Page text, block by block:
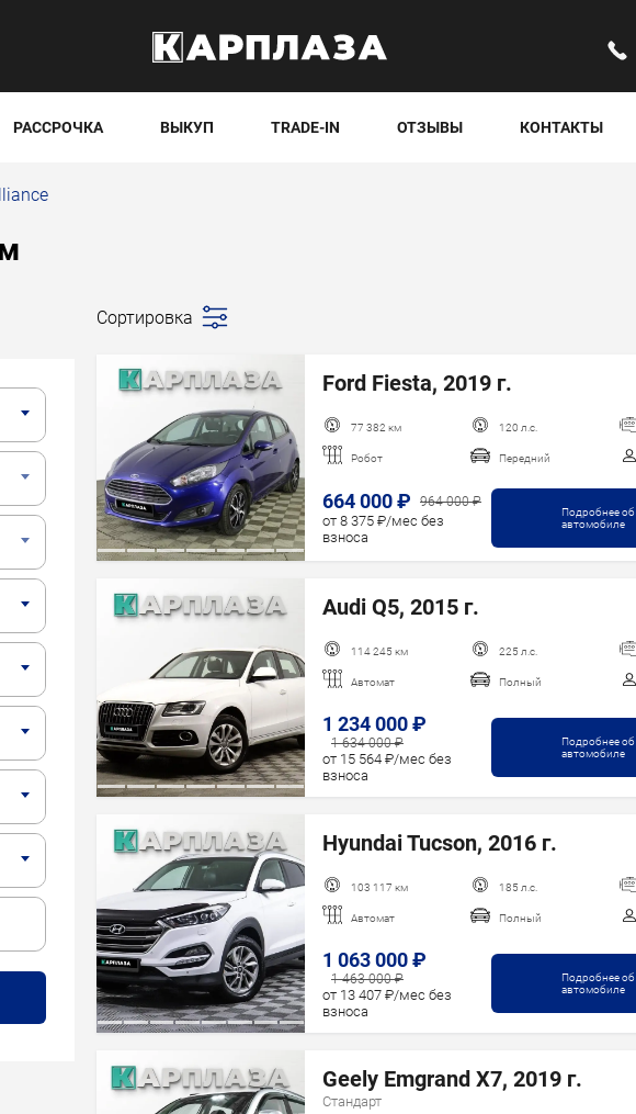
РАССРОЧКА ВЫКУП TRADE-IN ОТЗЫВЫ КОНТАКТЫ
Сортировка
поступления
Сначала
Сначала
дороже
Пробег
Год новее
Год старше
Ford Fiesta, 2019 г.
77 382 км 120 л.с.
Робот Передний
664 000 ₽ 964 000 ₽
от 8 375 ₽/мес без
взноса
Подробнее об
автомобиле
Audi Q5, 2015 г.
114 245 км 225 л.с.
Автомат Полный
1 234 000 ₽
1 634 000 ₽
от 15 564 ₽/мес без
взноса
Подробнее об
автомобиле
Hyundai Tucson, 2016 г.
103 117 км 185 л.с.
Автомат Полный
1 063 000 ₽
1 463 000 ₽
от 13 407 ₽/мес без
взноса
Подробнее об
автомобиле
Geely Emgrand X7, 2019 г.
Стандарт